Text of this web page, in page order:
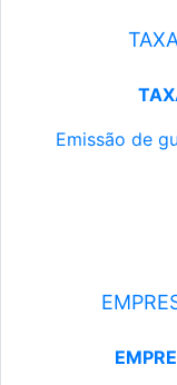
Emissão de